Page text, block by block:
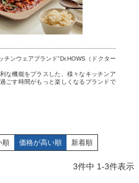
チンウェアブランド"Dr.HOWS（ドクター
な機能をプラスした、様々なキッチンア
ごす時間がもっと楽しくなるブランドで
順 価格が高い順 新着順
3件中 1-3件表示